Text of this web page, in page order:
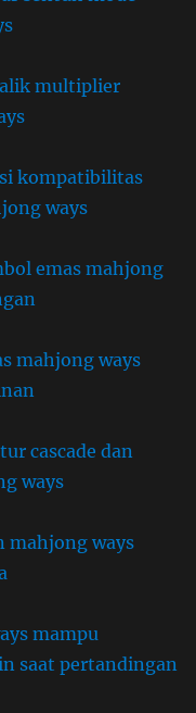
multiplier
kompatibilitas
ways
emas mahjong
mahjong ways
cascade dan
ways
mahjong ways
mampu
saat pertandingan